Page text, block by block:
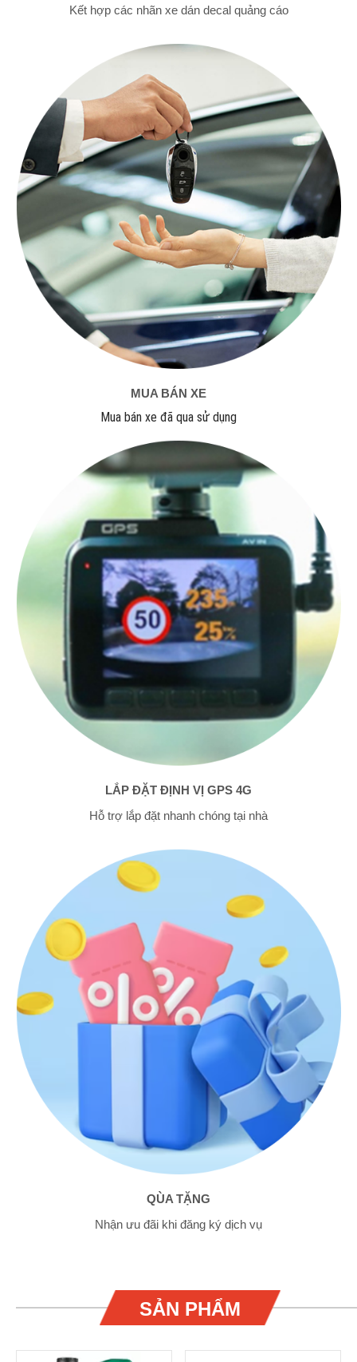
Kết hợp các nhãn xe dán decal quảng cáo
MUA BÁN XE
Mua bán xe đã qua sử dụng
LẮP ĐẶT ĐỊNH VỊ GPS 4G
Hỗ trợ lắp đặt nhanh chóng tại nhà
QÙA TẶNG
Nhận ưu đãi khi đăng ký dịch vụ
SẢN PHẨM